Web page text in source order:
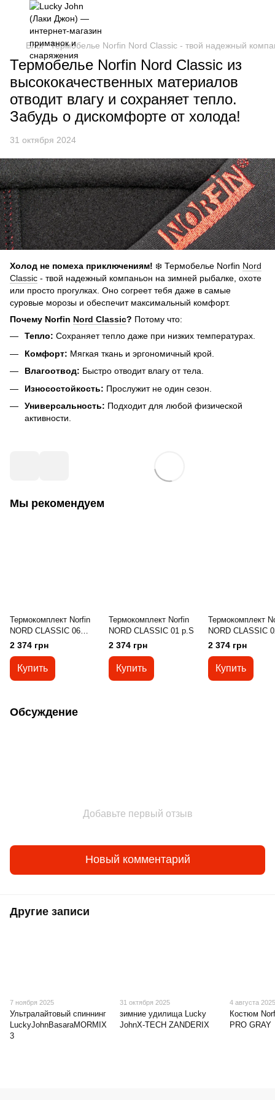
Блог Термобелье Norfin Nord Classic - твой надежный
Термобелье Norfin Nord Classic из
высококачественных материалов
отводит влагу и сохраняет тепло.
Забудь о дискомфорте от холода!
31 октября 2024
Холод не помеха приключениям! ❄️ Термобелье Norfin Nord
Classic - твой надежный компаньон на зимней рыбалке, охоте
или просто прогулках. Оно согреет тебя даже в самые
суровые морозы и обеспечит максимальный комфорт.
Почему Norfin Nord Classic? Потому что:
Тепло: Сохраняет тепло даже при низких температурах.
Комфорт: Мягкая ткань и эргономичный крой.
Влагоотвод: Быстро отводит влагу от тела.
Износостойкость: Прослужит не один сезон.
Универсальность: Подходит для любой физической
активности.
Мы рекомендуем
Термокомплект Norfin
NORD CLASSIC 06
р.XXXL
2 374 грн
Купить
Термокомплект Norfin
NORD CLASSIC 01 р.S
2 374 грн
Купить
Термокомплект
NORD CLASSIC
2 374 грн
Купить
Обсуждение
Добавьте первый отзыв
Новый комментарий
Другие записи
7 ноября 2025
Ультралайтовый спиннинг
LuckyJohnBasaraMORMIX
3
31 октября 2025
зимние удилища Lucky
JohnX‑TECH ZANDERIX
4 августа
Костюм
PRO GRAY